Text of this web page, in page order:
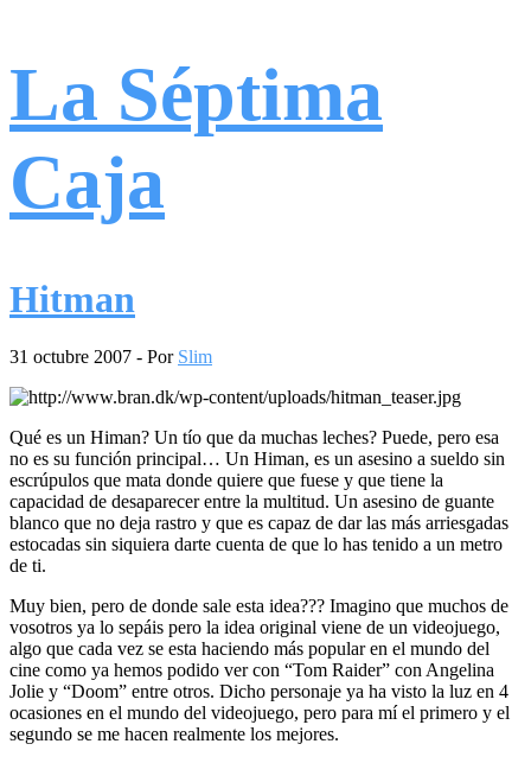
La Séptima
Caja
Hitman
31 octubre 2007 - Por Slim
Qué es un Himan? Un tío que da muchas leches? Puede, pero esa
no es su función principal… Un Himan, es un asesino a sueldo sin
escrúpulos que mata donde quiere que fuese y que tiene la
capacidad de desaparecer entre la multitud. Un asesino de guante
blanco que no deja rastro y que es capaz de dar las más arriesgadas
estocadas sin siquiera darte cuenta de que lo has tenido a un metro
de ti.
Muy bien, pero de donde sale esta idea??? Imagino que muchos de
vosotros ya lo sepáis pero la idea original viene de un videojuego,
algo que cada vez se esta haciendo más popular en el mundo del
cine como ya hemos podido ver con “Tom Raider” con Angelina
Jolie y “Doom” entre otros. Dicho personaje ya ha visto la luz en 4
ocasiones en el mundo del videojuego, pero para mí el primero y el
segundo se me hacen realmente los mejores.